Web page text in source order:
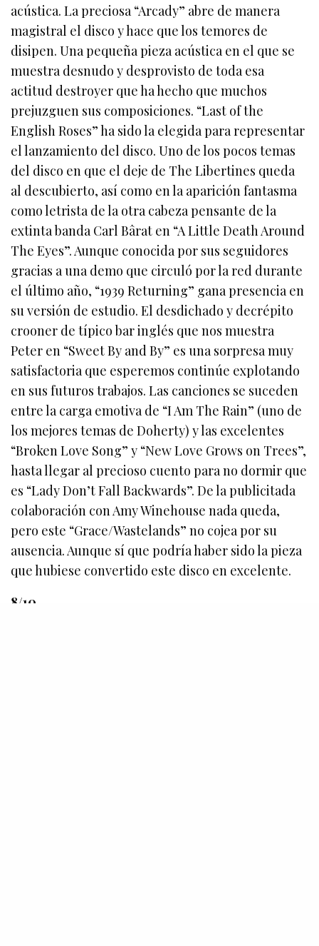
acústica. La preciosa “Arcady” abre de manera
magistral el disco y hace que los temores de
disipen. Una pequeña pieza acústica en el que se
muestra desnudo y desprovisto de toda esa
actitud destroyer que ha hecho que muchos
prejuzguen sus composiciones. “Last of the
English Roses” ha sido la elegida para representar
el lanzamiento del disco. Uno de los pocos temas
del disco en que el deje de The Libertines queda
al descubierto, así como en la aparición fantasma
como letrista de la otra cabeza pensante de la
extinta banda Carl Bârat en “A Little Death Around
The Eyes”. Aunque conocida por sus seguidores
gracias a una demo que circuló por la red durante
el último año, “1939 Returning” gana presencia en
su versión de estudio. El desdichado y decrépito
crooner de típico bar inglés que nos muestra
Peter en “Sweet By and By” es una sorpresa muy
satisfactoria que esperemos continúe explotando
en sus futuros trabajos. Las canciones se suceden
entre la carga emotiva de “I Am The Rain” (uno de
los mejores temas de Doherty) y las excelentes
“Broken Love Song” y “New Love Grows on Trees”,
hasta llegar al precioso cuento para no dormir que
es “Lady Don’t Fall Backwards”. De la publicitada
colaboración con Amy Winehouse nada queda,
pero este “Grace/Wastelands” no cojea por su
ausencia. Aunque sí que podría haber sido la pieza
que hubiese convertido este disco en excelente.
8/10